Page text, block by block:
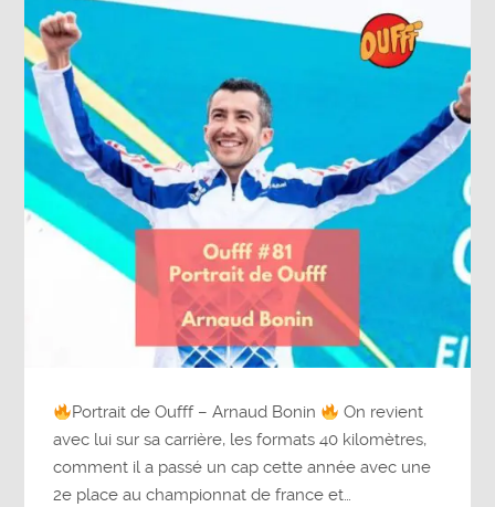
Portrait de Oufff – Arnaud Bonin
On revient
avec lui sur sa carrière, les formats 40 kilomètres,
comment il a passé un cap cette année avec une
2e place au championnat de france et…